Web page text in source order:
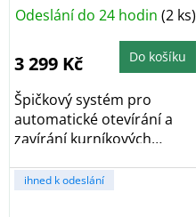
Odeslání do 24 hodin (2 ks)
3 299 Kč Do košíku
Špičkový systém pro
automatické otevírání a
zavírání kurníkových
ihned k odeslání